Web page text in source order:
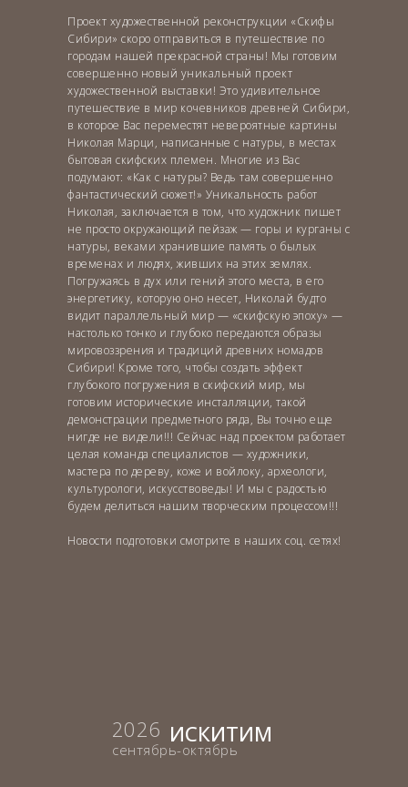
Проект художественной реконструкции «Скифы
Сибири» скоро отправиться в путешествие по
городам нашей прекрасной страны! Мы готовим
совершенно новый уникальный проект
художественной выставки! Это удивительное
путешествие в мир кочевников древней Сибири,
в которое Вас переместят невероятные картины
Николая Марци, написанные с натуры, в местах
бытовая скифских племен. Многие из Вас
подумают: «Как с натуры? Ведь там совершенно
фантастический сюжет!» Уникальность работ
Николая, заключается в том, что художник пишет
не просто окружающий пейзаж — горы и курганы с
натуры, веками хранившие память о былых
временах и людях, живших на этих землях.
Погружаясь в дух или гений этого места, в его
энергетику, которую оно несет, Николай будто
видит параллельный мир — «скифскую эпоху» —
настолько тонко и глубоко передаются образы
мировоззрения и традиций древних номадов
Сибири! Кроме того, чтобы создать эффект
глубокого погружения в скифский мир, мы
готовим исторические инсталляции, такой
демонстрации предметного ряда, Вы точно еще
нигде не видели!!! Сейчас над проектом работает
целая команда специалистов — художники,
мастера по дереву, коже и войлоку, археологи,
культурологи, искусствоведы! И мы с радостью
будем делиться нашим творческим процессом!!!
Новости подготовки смотрите в наших соц. сетях!
2026
сентябрь-октябрь
ИСКИТИМ